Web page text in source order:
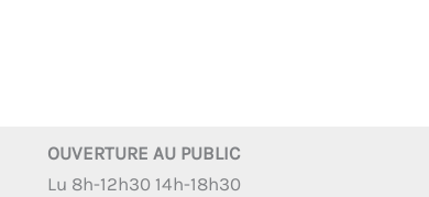
OUVERTURE AU PUBLIC
Lu 8h-12h30 14h-18h30